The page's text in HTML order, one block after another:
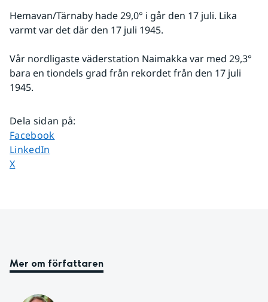
Hemavan/Tärnaby hade 29,0° i går den 17 juli. Lika
varmt var det där den 17 juli 1945.
Vår nordligaste väderstation Naimakka var med 29,3°
bara en tiondels grad från rekordet från den 17 juli
1945.
Dela sidan på:
Dela sidan på
Facebook
Dela sidan på
LinkedIn
Dela sidan på
X
Mer om författaren